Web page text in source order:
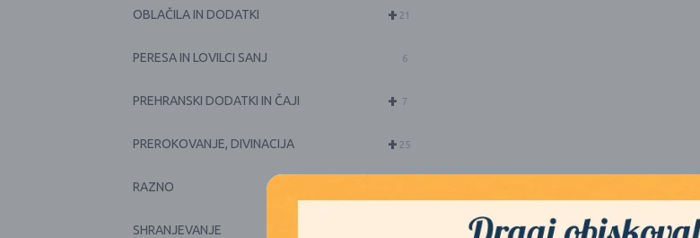
+
OBLAČILA IN DODATKI 21
PERESA IN LOVILCI SANJ 6
+
PREHRANSKI DODATKI IN ČAJI 7
+
PREROKOVANJE, DIVINACIJA 25
RAZNO
SHRANJEVANJE